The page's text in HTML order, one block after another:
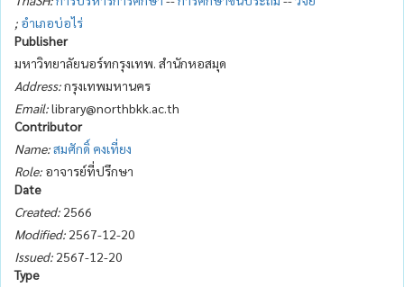
; อำเภอบ่อไร่
Publisher
มหาวิทยาลัยนอร์ทกรุงเทพ. สำนักหอสมุด
Address:กรุงเทพมหานคร
Email:library@northbkk.ac.th
Contributor
Name:สมศักดิ์ คงเที่ยง
Role: อาจารย์ที่ปรึกษา
Date
Created: 2566
Modified: 2567-12-20
Issued: 2567-12-20
Type